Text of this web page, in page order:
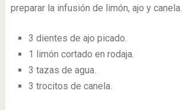
preparar la infusión de limón, ajo y canela.
3 dientes de ajo picado.
1 limón cortado en rodaja.
3 tazas de agua.
3 trocitos de canela.